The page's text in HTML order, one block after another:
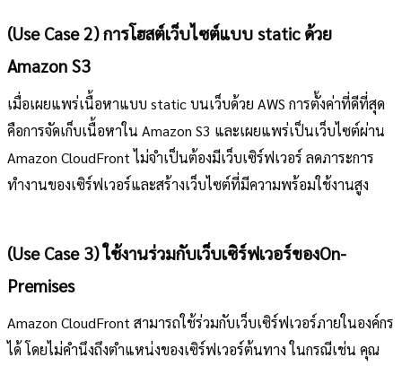
(Use Case 2) การโฮสต์เว็บไซต์แบบ static ด้วย
Amazon S3
เมื่อเผยแพร่เนื้อหาแบบ static บนเว็บด้วย AWS การตั้งค่าที่ดีที่สุด
คือการจัดเก็บเนื้อหาใน Amazon S3 และเผยแพร่เป็นเว็บไซต์ผ่าน
Amazon CloudFront ไม่จำเป็นต้องมีเว็บเซิร์ฟเวอร์ ลดภาระการ
ทำงานของเซิร์ฟเวอร์และสร้างเว็บไซต์ที่มีความพร้อมใช้งานสูง
(Use Case 3) ใช้งานร่วมกับเว็บเซิร์ฟเวอร์ของOn-
Premises
Amazon CloudFront สามารถใช้ร่วมกับเว็บเซิร์ฟเวอร์ภายในองค์กร
ได้ โดยไม่คำนึงถึงตำแหน่งของเซิร์ฟเวอร์ต้นทาง ในกรณีเช่น คุณ